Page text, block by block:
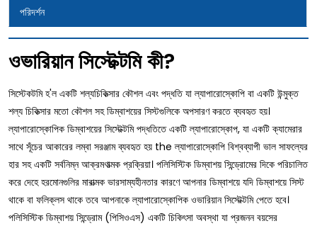
পরিদর্শন
ওভারিয়ান সিস্টেক্টমি কী?
সিস্টেকটমি হ'ল একটি শল্যচিকিত্সার কৌশল এবং পদ্ধতি যা ল্যাপারোস্কোপি বা একটি উন্মুক্ত
শল্য চিকিত্সার মতো কৌশল সহ ডিম্বাশয়ের সিস্টগুলিকে অপসারণ করতে ব্যবহৃত হয়।
ল্যাপারোস্কোপিক ডিম্বাশয়ের সিস্টেক্টমি পদ্ধতিতে একটি ল্যাপারোস্কোপ, যা একটি ক্যামেরার
সাথে সূঁচের আকারের লম্বা সরঞ্জাম ব্যবহৃত হয় the ল্যাপারোস্কোপি বিশ্বব্যাপী ভাল সাফল্যের
হার সহ একটি সর্বনিম্ন আক্রমণাত্মক প্রক্রিয়া। পলিসিস্টিক ডিম্বাশয় সিন্ড্রোমের দিকে পরিচালিত
করে দেহে হরমোনগুলির মারাত্মক ভারসাম্যহীনতার কারণে আপনার ডিম্বাশয়ে যদি ডিম্বাশয়ে সিস্ট
থাকে বা ফলিক্লস থাকে তবে আপনাকে ল্যাপারোস্কোপিক ওভারিয়ান সিস্টেক্টমি পেতে হবে।
পলিসিস্টিক ডিম্বাশয় সিন্ড্রোম (পিসিওএস) একটি চিকিৎসা অবস্থা যা প্রজনন বয়সের